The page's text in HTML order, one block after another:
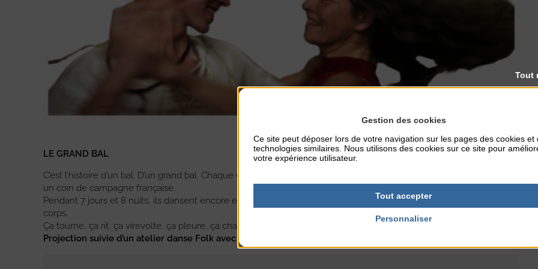
LE GRAND BAL
C’est l’histoire d’un bal. D’un grand bal. Chaque été, plus de deux mille personnes affluent de toute l’Europe dans
un coin de campagne française.
Pendant 7 jours et 8 nuits, ils dansent encore et encore, perdent la notion du temps, bravent leurs fatigues et leurs
corps.
Ça tourne, ça rit, ça virevolte, ça pleure, ça chante. Et la vie pulse.
Projection suivie d’un atelier danse Folk avec le groupe Houle Ma Poule
Gestion des cookies
Ce site peut déposer lors de votre navigation sur les pages des cookies et
technologies similaires. Nous utilisons des cookies sur ce site pour
votre expérience utilisateur.
Tout accepter
Tout
Personnaliser